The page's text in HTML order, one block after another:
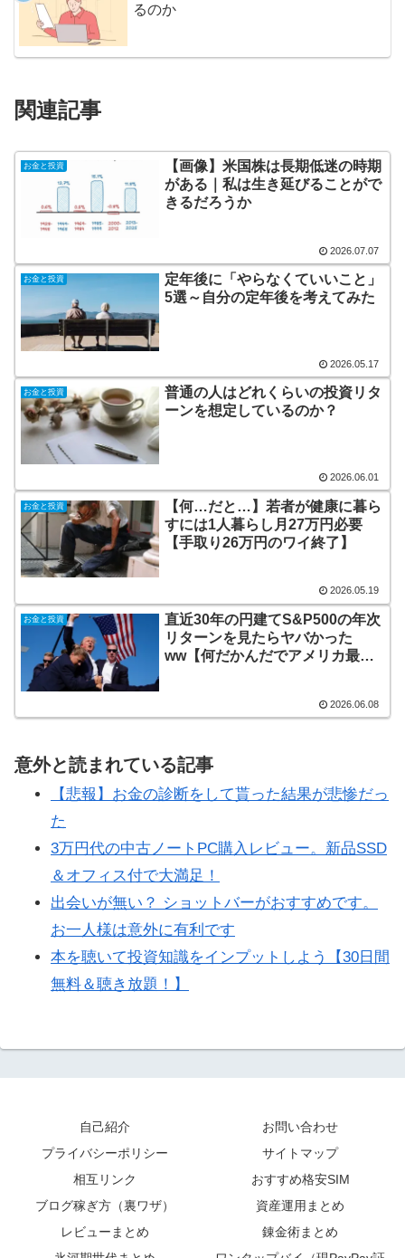
るのか
関連記事
お金と投資
【画像】米国株は長期低迷の時期
がある｜私は生き延びることがで
きるだろうか
2026.07.07
お金と投資
定年後に「やらなくていいこと」
5選～自分の定年後を考えてみた
2026.05.17
お金と投資
普通の人はどれくらいの投資リタ
ーンを想定しているのか？
2026.06.01
お金と投資
【何…だと…】若者が健康に暮ら
すには1人暮らし月27万円必要
【手取り26万円のワイ終了】
2026.05.19
お金と投資
直近30年の円建てS&P500の年次
リターンを見たらヤバかった
ww【何だかんだでアメリカ最強
2026.06.08
意外と読まれている記事
【悲報】お金の診断をして貰った結果が悲惨だっ
た
3万円代の中古ノートPC購入レビュー。新品SSD
＆オフィス付で大満足！
出会いが無い？ ショットバーがおすすめです。
お一人様は意外に有利です
本を聴いて投資知識をインプットしよう【30日間
無料＆聴き放題！】
自己紹介
お問い合わせ
プライバシーポリシー
サイトマップ
相互リンク
おすすめ格安SIM
ブログ稼ぎ方（裏ワザ）
資産運用まとめ
レビューまとめ
錬金術まとめ